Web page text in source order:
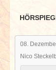
08.
Nico